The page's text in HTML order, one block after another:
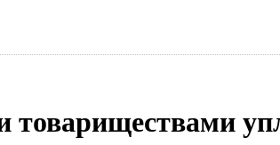
товариществами